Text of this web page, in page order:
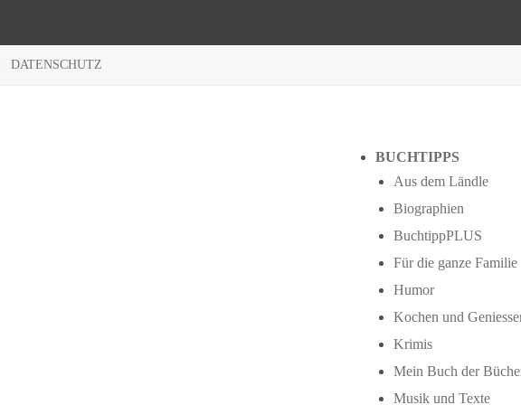
DATENSCHUTZ
BUCHTIPPS
Aus dem Ländle
Biographien
BuchtippPLUS
Für die ganze Familie
Humor
Kochen und
Krimis
Mein Buch der
Musik und Texte